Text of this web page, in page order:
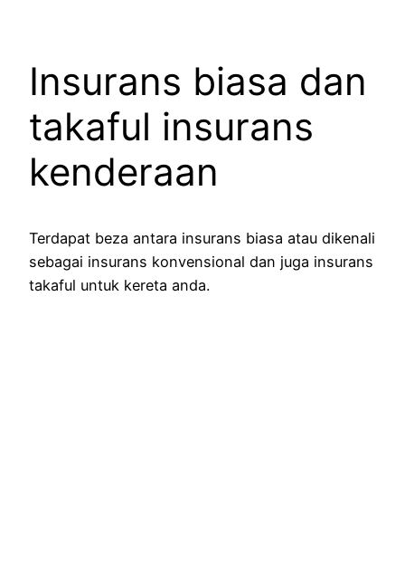
Insurans biasa dan
takaful insurans
kenderaan
Terdapat beza antara insurans biasa atau dikenali
sebagai insurans konvensional dan juga insurans
takaful untuk kereta anda.